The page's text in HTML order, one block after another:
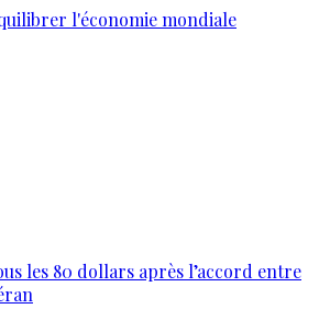
l'économie mondiale
les 80 dollars après l’accord entre